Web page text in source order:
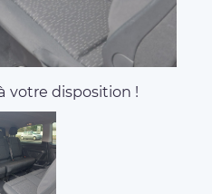
votre disposition !